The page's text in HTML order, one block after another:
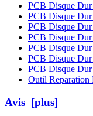
PCB Disque Dur
PCB Disque
PCB Disque Dur
PCB Disque
PCB Disque Dur
PCB Disque
PCB Disque
Outil Reparation
Avis [plus]